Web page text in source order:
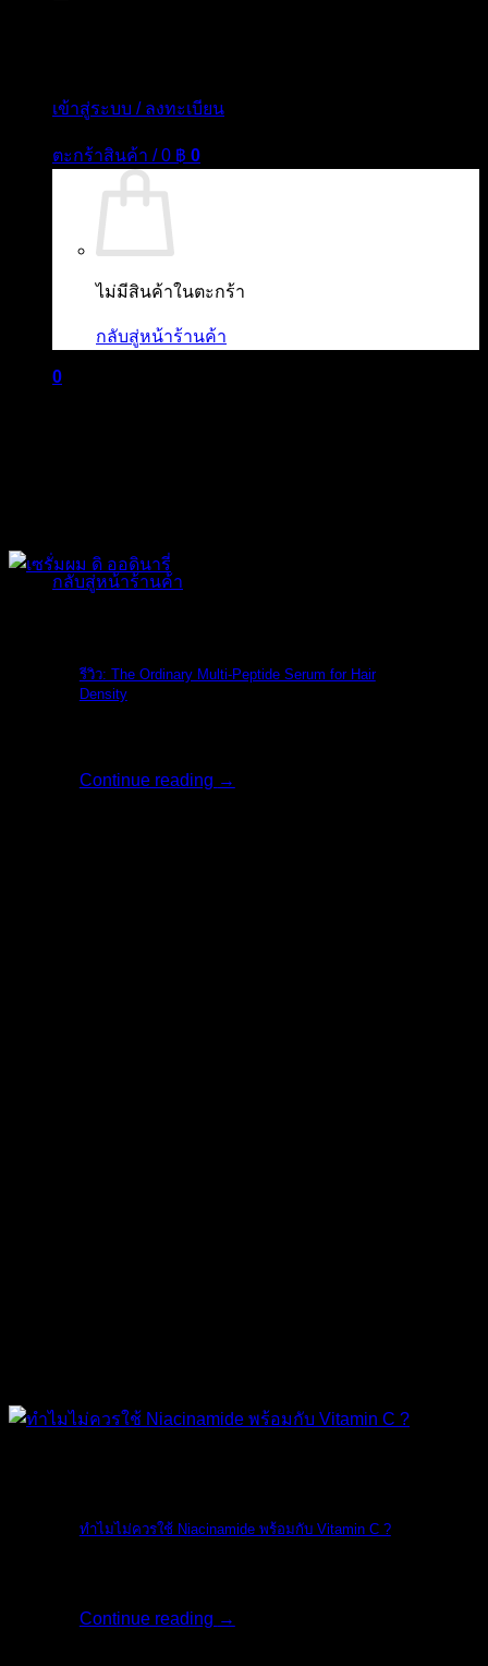
เข้าสู่ระบบ / ลงทะเบียน
ตะกร้าสินค้า /0 ฿ 0
ไม่มีสินค้าในตะกร้า
กลับสู่หน้าร้านค้า
0
กลับสู่หน้าร้านค้า
รีวิว: The Ordinary Multi-Peptide Serum for Hair
Density
Continue reading →
ทำไมไม่ควรใช้ Niacinamide พร้อมกับ Vitamin C ?
Continue reading →